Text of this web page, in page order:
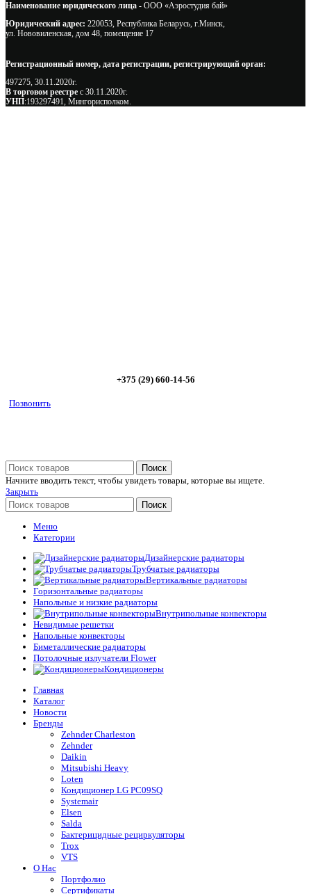
Наименование юридического лица - ООО «Аэростудия бай»
Юридический адрес: 220053, Республика Беларусь, г.Минск,
ул. Нововиленская, дом 48, помещение 17
Регистрационный номер, дата регистрации, регистрирующий орган:
497275, 30.11.2020г.
В торговом реестре с 30.11.2020г.
УНП:193297491, Мингорисполком.
+375 (29) 660-14-56
Позвонить
Поиск
Начните вводить текст, чтобы увидеть товары, которые вы ищете.
Закрыть
Поиск
Меню
Категории
Дизайнерские радиаторы
Трубчатые радиаторы
Вертикальные радиаторы
Горизонтальные радиаторы
Напольные и низкие радиаторы
Внутрипольные конвекторы
Невидимые решетки
Напольные конвекторы
Биметаллические радиаторы
Потолочные излучатели Flower
Кондиционеры
Главная
Каталог
Новости
Бренды
Zehnder Charleston
Zehnder
Daikin
Mitsubishi Heavy
Loten
Кондиционер LG PC09SQ
Systemair
Elsen
Salda
Бактерицидные рециркуляторы
Trox
VTS
О Нас
Портфолио
Сертификаты